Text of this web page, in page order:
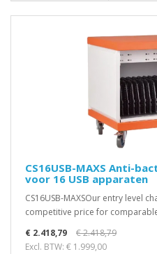
CS16USB-MAXS Anti-
voor 16 USB apparaten
CS16USB-MAXSOur entry level
competitive price for
€ 2.418,79
€ 2.418,79
Excl. BTW: € 1.999,00